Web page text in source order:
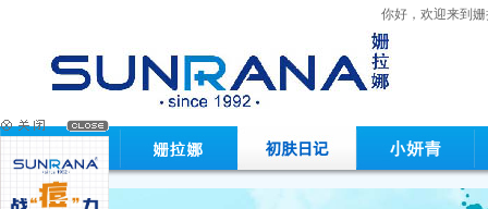
你好，欢迎来到